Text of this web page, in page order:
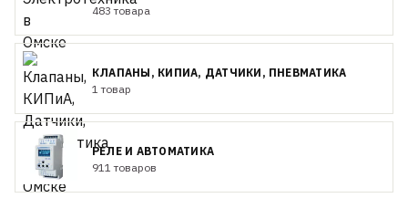
483 товара
КЛАПАНЫ, КИПИА, ДАТЧИКИ, ПНЕВМАТИКА
1 товар
РЕЛЕ И АВТОМАТИКА
911 товаров